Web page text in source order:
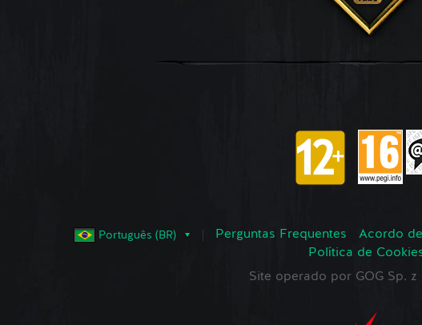
Português (BR) Perguntas Frequentes Acordo
Política de
Site operado por GOG Sp. z